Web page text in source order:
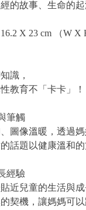
的故事、生命的起
16.2 X 23 cm （W
識，
教育不「卡卡」！
筆觸
圖像溫暖，透過
話題以健康溫和
經驗
近兒童的生活與
契機，讓媽媽可